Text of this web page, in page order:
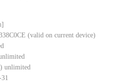
(valid on current device)
unlimited